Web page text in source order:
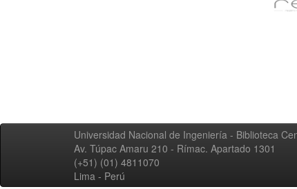
Universidad Nacional de Ingeniería - Biblioteca
Av. Túpac Amaru 210 - Rímac. Apartado 1301
(+51) (01) 4811070
Lima - Perú